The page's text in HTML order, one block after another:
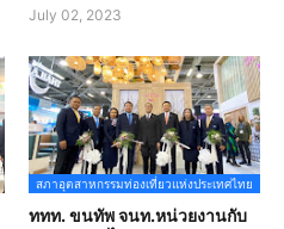
July 02, 2023
สภาอุตสาหกรรมท่องเที่ยวแห่งประเทศไทย
ททท. ขนทัพ จนท.หน่วยงานกับ